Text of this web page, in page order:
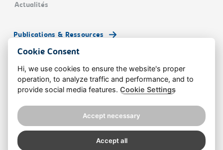
Actualités
Publications & Ressources
© Energies Réunion Fé ek ♥︎Doublea.io
Mentions légales
Politique de confidentialité
Cookie Consent
Hi, we use cookies to ensure the website's proper
operation, to analyze traffic and performance, and to
provide social media features.Cookie Settings
Accept necessary
Accept all